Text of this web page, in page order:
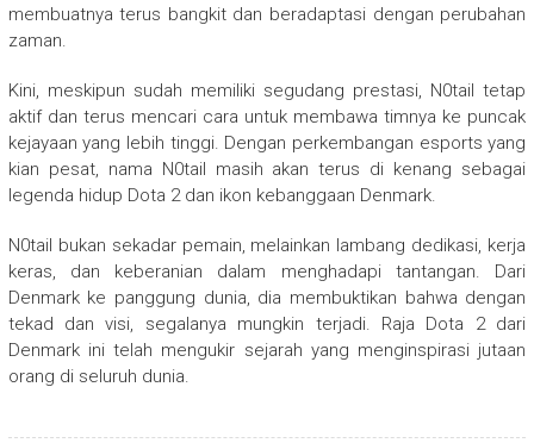
membuatnya terus bangkit dan beradaptasi dengan perubahan
zaman.
Kini, meskipun sudah memiliki segudang prestasi, N0tail tetap
aktif dan terus mencari cara untuk membawa timnya ke puncak
kejayaan yang lebih tinggi. Dengan perkembangan esports yang
kian pesat, nama N0tail masih akan terus di kenang sebagai
legenda hidup Dota 2 dan ikon kebanggaan Denmark.
N0tail bukan sekadar pemain, melainkan lambang dedikasi, kerja
keras, dan keberanian dalam menghadapi tantangan. Dari
Denmark ke panggung dunia, dia membuktikan bahwa dengan
tekad dan visi, segalanya mungkin terjadi. Raja Dota 2 dari
Denmark ini telah mengukir sejarah yang menginspirasi jutaan
orang di seluruh dunia.